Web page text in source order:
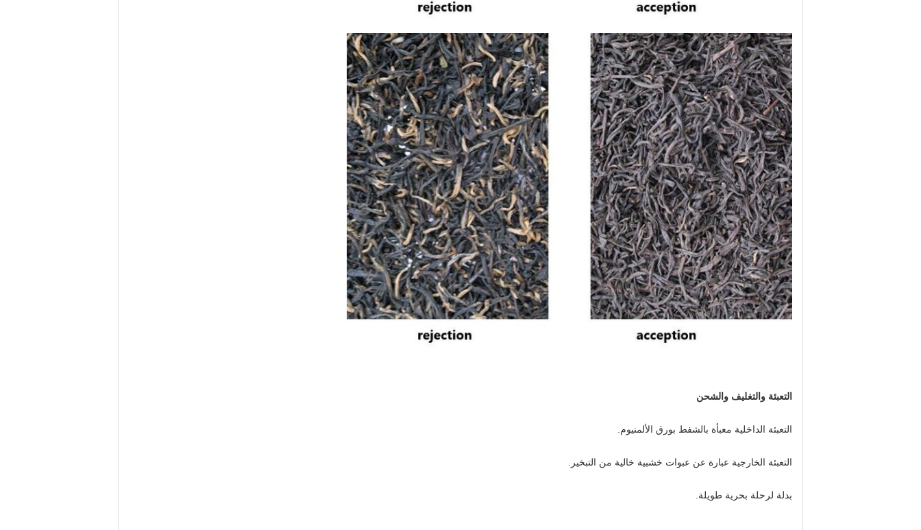
التعبئة والتغليف والشحن
التعبئة الداخلية معبأة بالشفط بورق الألمنيوم.
التعبئة الخارجية عبارة عن عبوات خشبية خالية من التبخير.
بدلة لرحلة بحرية طويلة.